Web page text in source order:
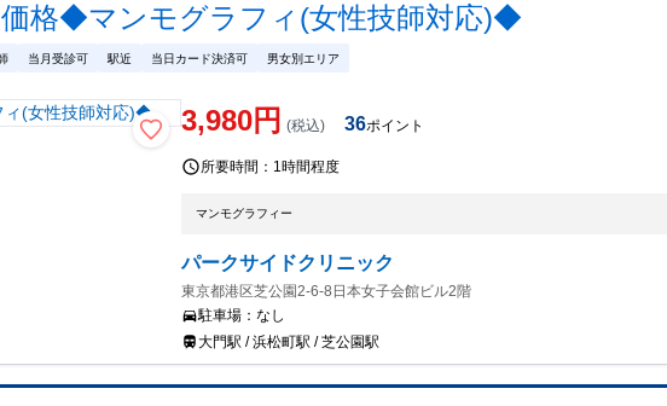
格◆マンモグラフィ(女性技師対応)◆
当月受診可 駅近 当日カード決済可 男女別エリア
3,980円 (税込) 36ポイント
所要時間： 1時間程度
マンモグラフィー
パークサイドクリニック
東京都港区芝公園2-6-8日本女子会館ビル2階
駐車場：なし
大門駅 / 浜松町駅 / 芝公園駅